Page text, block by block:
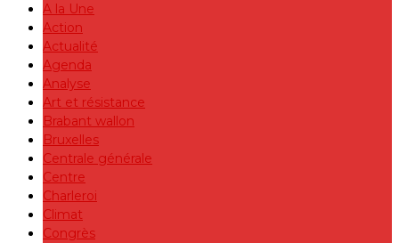
A la Une
Action
Actualité
Agenda
Analyse
Art et résistance
Brabant wallon
Bruxelles
Centrale générale
Centre
Charleroi
Climat
Congrès